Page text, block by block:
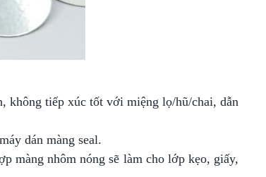
không tiếp xúc tốt với miệng lọ/hũ/chai, dẫn
dán màng seal.
màng nhôm nóng sẽ làm cho lớp kẹo, giấy,